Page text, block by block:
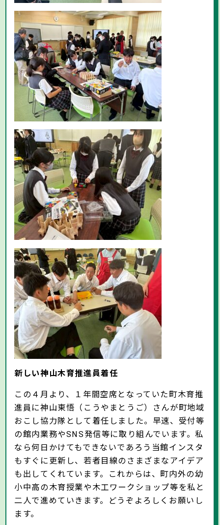
新しい神山木育推進員着任
この４月より、１年間空席となっていた町木育推
進員に神山東悟（こうやまとうご）さんが町地域
おこし協力隊として着任しました。早速、受付等
の館内業務やSNS発信等に取り組んでいます。私
なら何日かけてもできないであろう当館インスタ
もすぐに更新し、若者目線のさまざまなアイデア
も出してくれています。これからは、町内外の幼
小中高の木育授業や木工ワークショップ等を私と
二人で進めていきます。どうぞよろしくお願いし
ます。